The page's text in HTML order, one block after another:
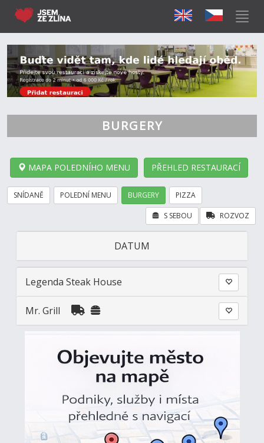
BURGERY
MAPA POLEDNÍHO MENU PŘEHLED RESTAURACÍ
SNÍDANĚ POLEDNÍ MENU BURGERY PIZZA
ROZVOZ
S SEBOU
DATUM
Legenda Steak House
Mr. Grill